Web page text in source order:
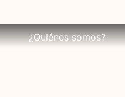
¿Quiénes somos?